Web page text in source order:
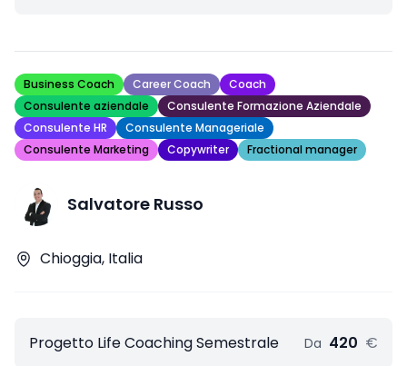
Business Coach Career Coach
Coach
Consulente aziendale
Consulente Formazione Aziendale
Consulente HR
Consulente Manageriale
Consulente Marketing
Copywriter Fractional manager
Salvatore Russo
Chioggia, Italia
Progetto Life Coaching Semestrale Da 420 €